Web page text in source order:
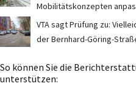
Mobilitätskonzepten
VTA sagt Prüfung zu:
der Bernhard-Göring-
So können Sie die
unterstützen: